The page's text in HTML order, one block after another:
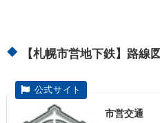
【札幌市営地下鉄】路線
市営交通